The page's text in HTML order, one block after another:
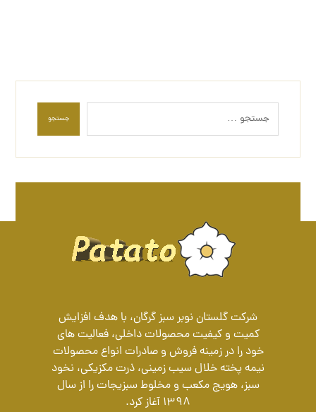
جستجو
شرکت گلستان نوبر سبز گرگان، با هدف افزایش
کمیت و کیفیت محصولات داخلی، فعالیت های
خود را در زمینه فروش و صادرات انواع محصولات
نیمه پخته خلال سیب زمینی، ذرت مکزیکی، نخود
سبز، هویج مکعب و مخلوط سبزیجات را از سال
1398 آغاز کرد.